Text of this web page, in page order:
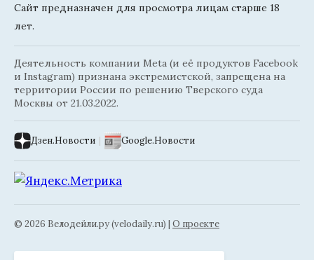
Сайт предназначен для просмотра лицам старше 18
лет.
Деятельность компании Meta (и её продуктов Facebook
и Instagram) признана экстремистской, запрещена на
территории России по решению Тверского суда
Москвы от 21.03.2022.
Дзен.Новости | Google.Новости
© 2026 Велодейли.ру (velodaily.ru) | О проекте